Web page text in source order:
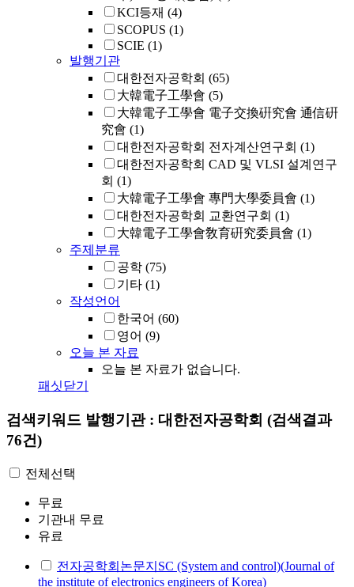
KCI등재 (4)
SCOPUS (1)
SCIE (1)
발행기관
대한전자공학회 (65)
大韓電子工學會 (5)
大韓電子工學會 電子交換硏究會 通信硏
究會 (1)
대한전자공학회 전자계산연구회 (1)
대한전자공학회 CAD 및 VLSI 설계연구
회 (1)
大韓電子工學會 專門大學委員會 (1)
대한전자공학회 교환연구회 (1)
大韓電子工學會敎育硏究委員會 (1)
주제분류
공학 (75)
기타 (1)
작성언어
한국어 (60)
영어 (9)
오늘 본 자료
오늘 본 자료가 없습니다.
패싯닫기
검색키워드 발행기관 : 대한전자공학회 (검색결과
76건)
전체선택
무료
기관내 무료
유료
전자공학회논문지SC (System and control)(Journal of
the institute of electronics engineers of Korea)